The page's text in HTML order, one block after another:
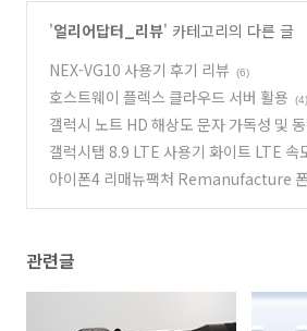
'얼리어답터_리뷰' 카테고리의 다른 글
NEX-VG10 사용기 후기 리뷰
(6)
호스트웨이 플렉스 클라우드 서버 활용 (4)
갤럭시 노트 HD 해상도 문자 가독성 및
능
(6)
갤럭시탭 8.9 LTE 사용기 화이트 LTE 속
영화보기
(4)
아이폰4 리매뉴팩처 Remanufacture
관련글